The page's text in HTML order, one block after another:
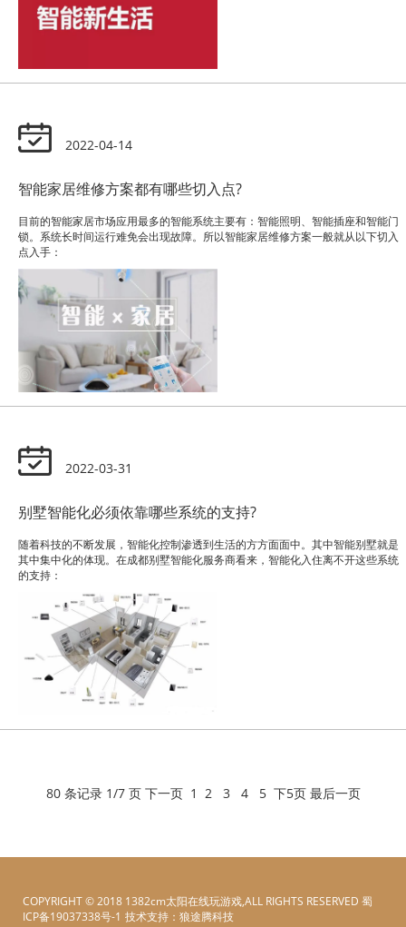
2022-04-14
智能家居维修方案都有哪些切入点?
目前的智能家居市场应用最多的智能系统主要有：智能照明、智能插座和智能门
锁。系统长时间运行难免会出现故障。所以智能家居维修方案一般就从以下切入
点入手：
2022-03-31
别墅智能化必须依靠哪些系统的支持?
随着科技的不断发展，智能化控制渗透到生活的方方面面中。其中智能别墅就是
其中集中化的体现。在成都别墅智能化服务商看来，智能化入住离不开这些系统
的支持：
80 条记录 1/7 页 下一页 1 2 3 4 5 下5页 最后一页
COPYRIGHT © 2018 1382cm太阳在线玩游戏,ALL RIGHTS RESERVED 蜀
ICP备19037338号-1 电脑壁纸
技术支持： 狼途腾科技